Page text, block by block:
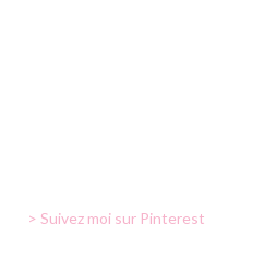
> Suivez moi sur Pinterest